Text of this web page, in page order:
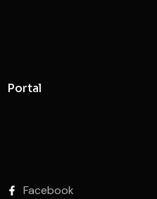
Portal
Facebook